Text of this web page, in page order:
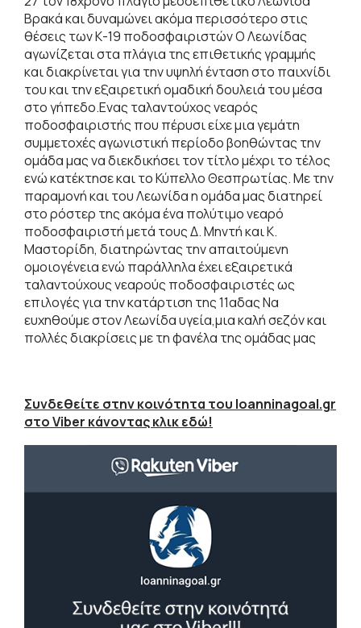
Βρακά και δυναμώνει ακόμα περισσότερο στις
θέσεις των Κ-19 ποδοσφαιριστών Ο Λεωνίδας
αγωνίζεται στα πλάγια της επιθετικής γραμμής
και διακρίνεται για την υψηλή ένταση στο παιχνίδι
του και την εξαιρετική ομαδική δουλειά του μέσα
στο γήπεδο.Ενας ταλαντούχος νεαρός
ποδοσφαιριστής που πέρυσι είχε μια γεμάτη
συμμετοχές αγωνιστική περίοδο βοηθώντας την
ομάδα μας να διεκδικήσει τον τίτλο μέχρι το τέλος
ενώ κατέκτησε και το Κύπελλο Θεσπρωτίας. Με την
παραμονή και του Λεωνίδα η ομάδα μας διατηρεί
στο ρόστερ της ακόμα ένα πολύτιμο νεαρό
ποδοσφαιριστή μετά τους Δ. Μηντή και Κ.
Μαστορίδη, διατηρώντας την απαιτούμενη
ομοιογένεια ενώ παράλληλα έχει εξαιρετικά
ταλαντούχους νεαρούς ποδοσφαιριστές ως
επιλογές για την κατάρτιση της 11αδας Να
ευχηθούμε στον Λεωνίδα υγεία,μια καλή σεζόν και
πολλές διακρίσεις με τη φανέλα της ομάδας μας
Συνδεθείτε στην κοινότητα του Ioanninagoal.gr
στο Viber κάνοντας κλικ εδώ!